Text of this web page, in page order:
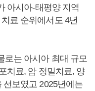
아시아-태평양 지역
료 순위에서도 4년
로는 아시아 최대 규모
치료, 암 정밀치료, 양
선보였고 2025년에는